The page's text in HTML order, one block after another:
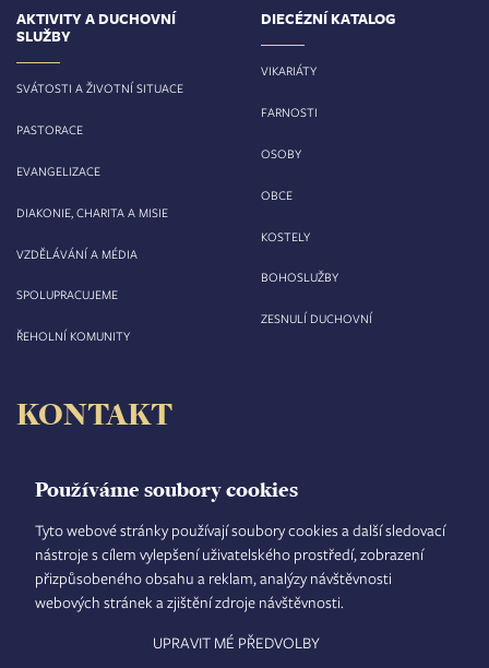
Používáme soubory cookies
Tyto webové stránky používají soubory cookies a další sledovací
nástroje s cílem vylepšení uživatelského prostředí, zobrazení
přizpůsobeného obsahu a reklam, analýzy návštěvnosti
webových stránek a zjištění zdroje návštěvnosti.
UPRAVIT MÉ PŘEDVOLBY
AKTIVITY A DUCHOVNÍ
SLUŽBY
SVÁTOSTI A ŽIVOTNÍ SITUACE
PASTORACE
EVANGELIZACE
DIAKONIE, CHARITA A MISIE
VZDĚLÁVÁNÍ A MÉDIA
SPOLUPRACUJEME
ŘEHOLNÍ KOMUNITY
DIECÉZNÍ KATALOG
VIKARIÁTY
FARNOSTI
OSOBY
OBCE
KOSTELY
BOHOSLUŽBY
ZESNULÍ DUCHOVNÍ
KONTAKT
Velké náměstí 35/44
500 03 Hradec Králové
tel.: +420 495 063 611
IČO: 00 44 51 34
DIČ: CZ 00 44 51 34
Číslo účtu: 1006010044/5500
TISKOVÝ MLUVČÍ INTRANET MAPA STRÁNEK